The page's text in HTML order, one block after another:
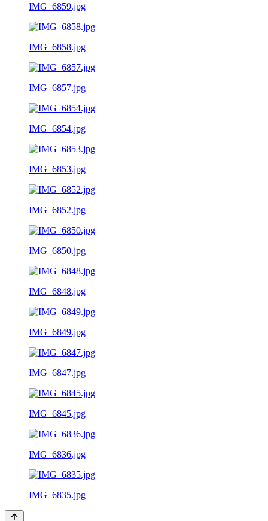
IMG_6859.jpg
IMG_6858.jpg
IMG_6857.jpg
IMG_6854.jpg
IMG_6853.jpg
IMG_6852.jpg
IMG_6850.jpg
IMG_6848.jpg
IMG_6849.jpg
IMG_6847.jpg
IMG_6845.jpg
IMG_6836.jpg
IMG_6835.jpg